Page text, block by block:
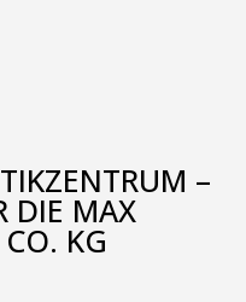
–
DIE MAX
KG